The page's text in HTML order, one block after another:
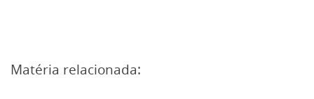
Matéria relacionada: